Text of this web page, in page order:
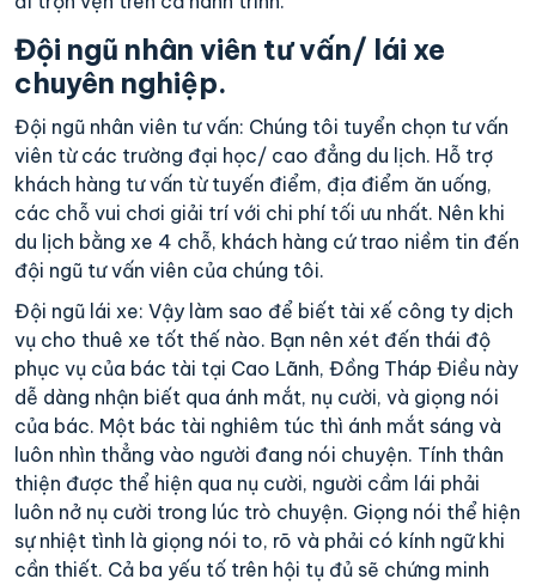
Đội ngũ nhân viên tư vấn/ lái xe
chuyên nghiệp.
Đội ngũ nhân viên tư vấn: Chúng tôi tuyển chọn tư vấn
viên từ các trường đại học/ cao đẳng du lịch. Hỗ trợ
khách hàng tư vấn từ tuyến điểm, địa điểm ăn uống,
các chỗ vui chơi giải trí với chi phí tối ưu nhất. Nên khi
du lịch bằng xe 4 chỗ, khách hàng cứ trao niềm tin đến
đội ngũ tư vấn viên của chúng tôi.
Đội ngũ lái xe: Vậy làm sao để biết tài xế công ty dịch
vụ cho thuê xe tốt thế nào. Bạn nên xét đến thái độ
phục vụ của bác tài tại Cao Lãnh, Đồng Tháp Điều này
dễ dàng nhận biết qua ánh mắt, nụ cười, và giọng nói
của bác. Một bác tài nghiêm túc thì ánh mắt sáng và
luôn nhìn thẳng vào người đang nói chuyện. Tính thân
thiện được thể hiện qua nụ cười, người cầm lái phải
luôn nở nụ cười trong lúc trò chuyện. Giọng nói thể hiện
sự nhiệt tình là giọng nói to, rõ và phải có kính ngữ khi
cần thiết. Cả ba yếu tố trên hội tụ đủ sẽ chứng minh